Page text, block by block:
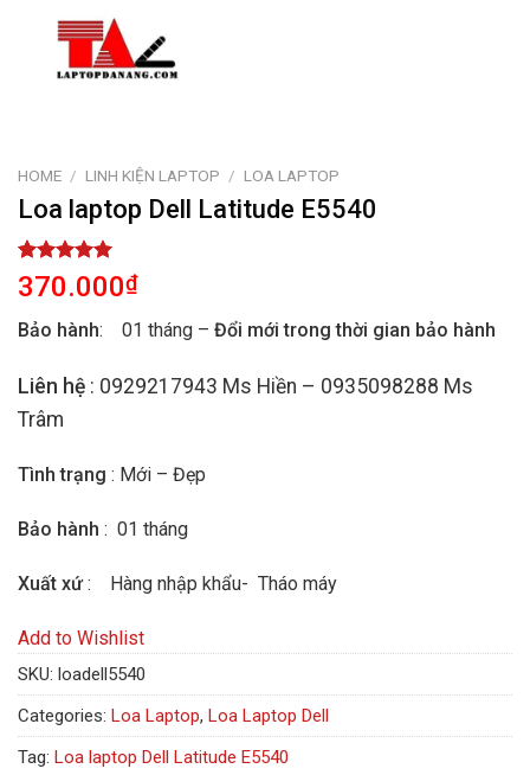
HOME / LINH KIỆN LAPTOP / LOA LAPTOP
Loa laptop Dell Latitude E5540
Rated
5.00
out of 5
1
customer
370.000₫
Bảo hành: 01 tháng – Đổi mới trong thời gian bảo hành
Liên hệ : 0929217943 Ms Hiền – 0935098288 Ms
Trâm
Tình trạng : Mới – Đẹp
Bảo hành : 01 tháng
Xuất xứ: Hàng nhập khẩu- Tháo máy
Add to Wishlist
SKU: loadell5540
Categories: Loa Laptop, Loa Laptop Dell
Tag: Loa laptop Dell Latitude E5540